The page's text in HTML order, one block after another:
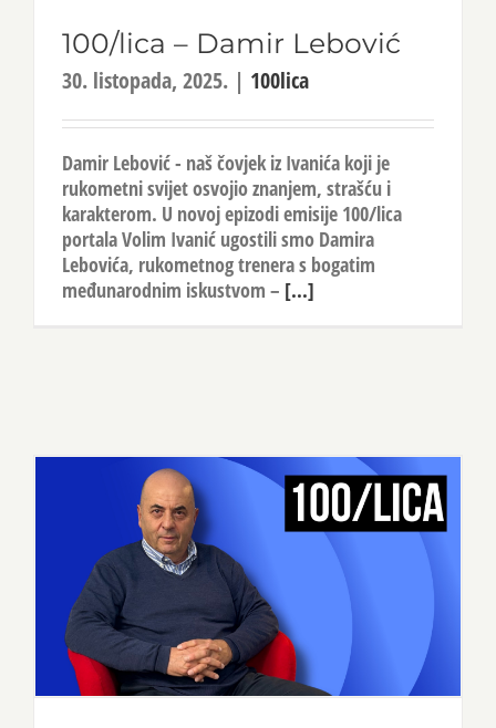
100/lica – Damir Lebović
30. listopada, 2025. | 100lica
Damir Lebović - naš čovjek iz Ivanića koji je
rukometni svijet osvojio znanjem, strašću i
karakterom. U novoj epizodi emisije 100/lica
portala Volim Ivanić ugostili smo Damira
Lebovića, rukometnog trenera s bogatim
međunarodnim iskustvom – [...]